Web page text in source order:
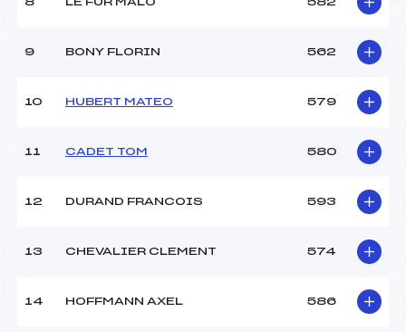
8 LE FUR MALO 582
9 BONY FLORIN 562
10 HUBERT MATEO 579
11 CADET TOM 580
12 DURAND FRANCOIS 593
13 CHEVALIER CLEMENT 574
14 HOFFMANN AXEL 586